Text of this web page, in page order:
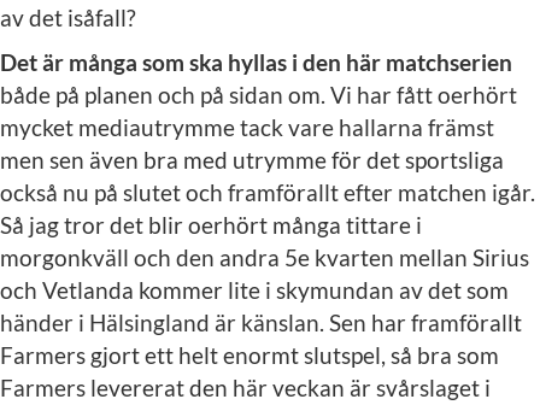
av det isåfall?
Det är många som ska hyllas i den här matchserien
både på planen och på sidan om. Vi har fått oerhört
mycket mediautrymme tack vare hallarna främst
men sen även bra med utrymme för det sportsliga
också nu på slutet och framförallt efter matchen igår.
Så jag tror det blir oerhört många tittare i
morgonkväll och den andra 5e kvarten mellan Sirius
och Vetlanda kommer lite i skymundan av det som
händer i Hälsingland är känslan. Sen har framförallt
Farmers gjort ett helt enormt slutspel, så bra som
Farmers levererat den här veckan är svårslaget i